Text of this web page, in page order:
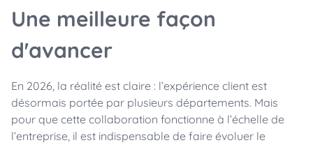
Une meilleure façon
d'avancer
En 2026, la réalité est claire : l’expérience client est
désormais portée par plusieurs départements. Mais
pour que cette collaboration fonctionne à l’échelle de
l’entreprise, il est indispensable de faire évoluer le